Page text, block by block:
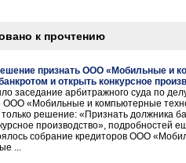
к прочтению
признать ООО «Мобильные и
и открыть конкурсное
заседание арбитражного суда по
ООО «Мобильные и компьютерные
только решение: «Признать должника
производство», подробностей
собрание кредиторов ООО
...